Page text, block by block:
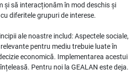
și să interacționăm în mod deschis și
diferitele grupuri de interese.
ale noastre includ: Aspectele sociale,
pentru mediu trebuie luate în
economică. Implementarea acestui
Pentru noi la GEALAN este deja.